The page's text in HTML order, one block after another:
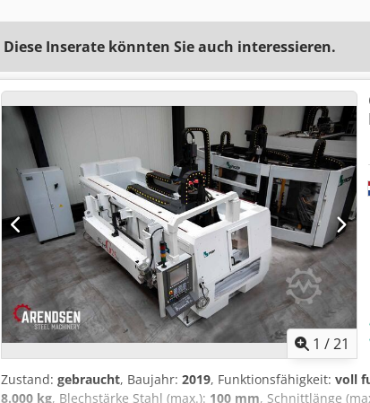
Diese Inserate könnten Sie auch interessieren.
1 /21
Zustand: gebraucht, Baujahr: 2019, Funktionsfähigkeit: voll
8.000 kg, Blechstärke Stahl (max.): 100 mm, Schnittlänge